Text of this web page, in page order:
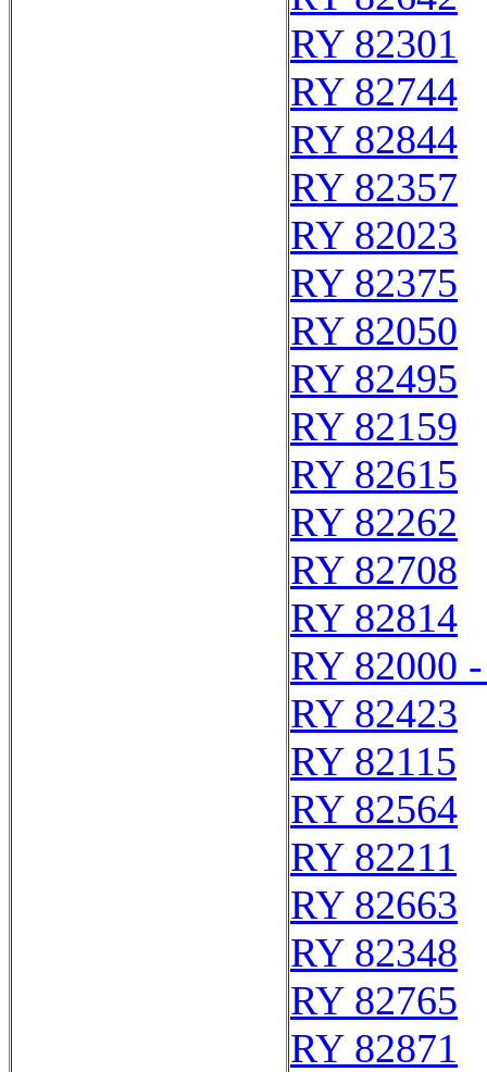
RY 82301
RY 82744
RY 82844
RY 82357
RY 82023
RY 82375
RY 82050
RY 82495
RY 82159
RY 82615
RY 82262
RY 82708
RY 82814
RY 82000
RY 82423
RY 82115
RY 82564
RY 82211
RY 82663
RY 82348
RY 82765
RY 82871